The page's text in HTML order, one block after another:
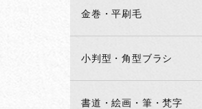
金巻・平刷毛
小判型・角型ブラシ
書道・絵画・筆・梵字